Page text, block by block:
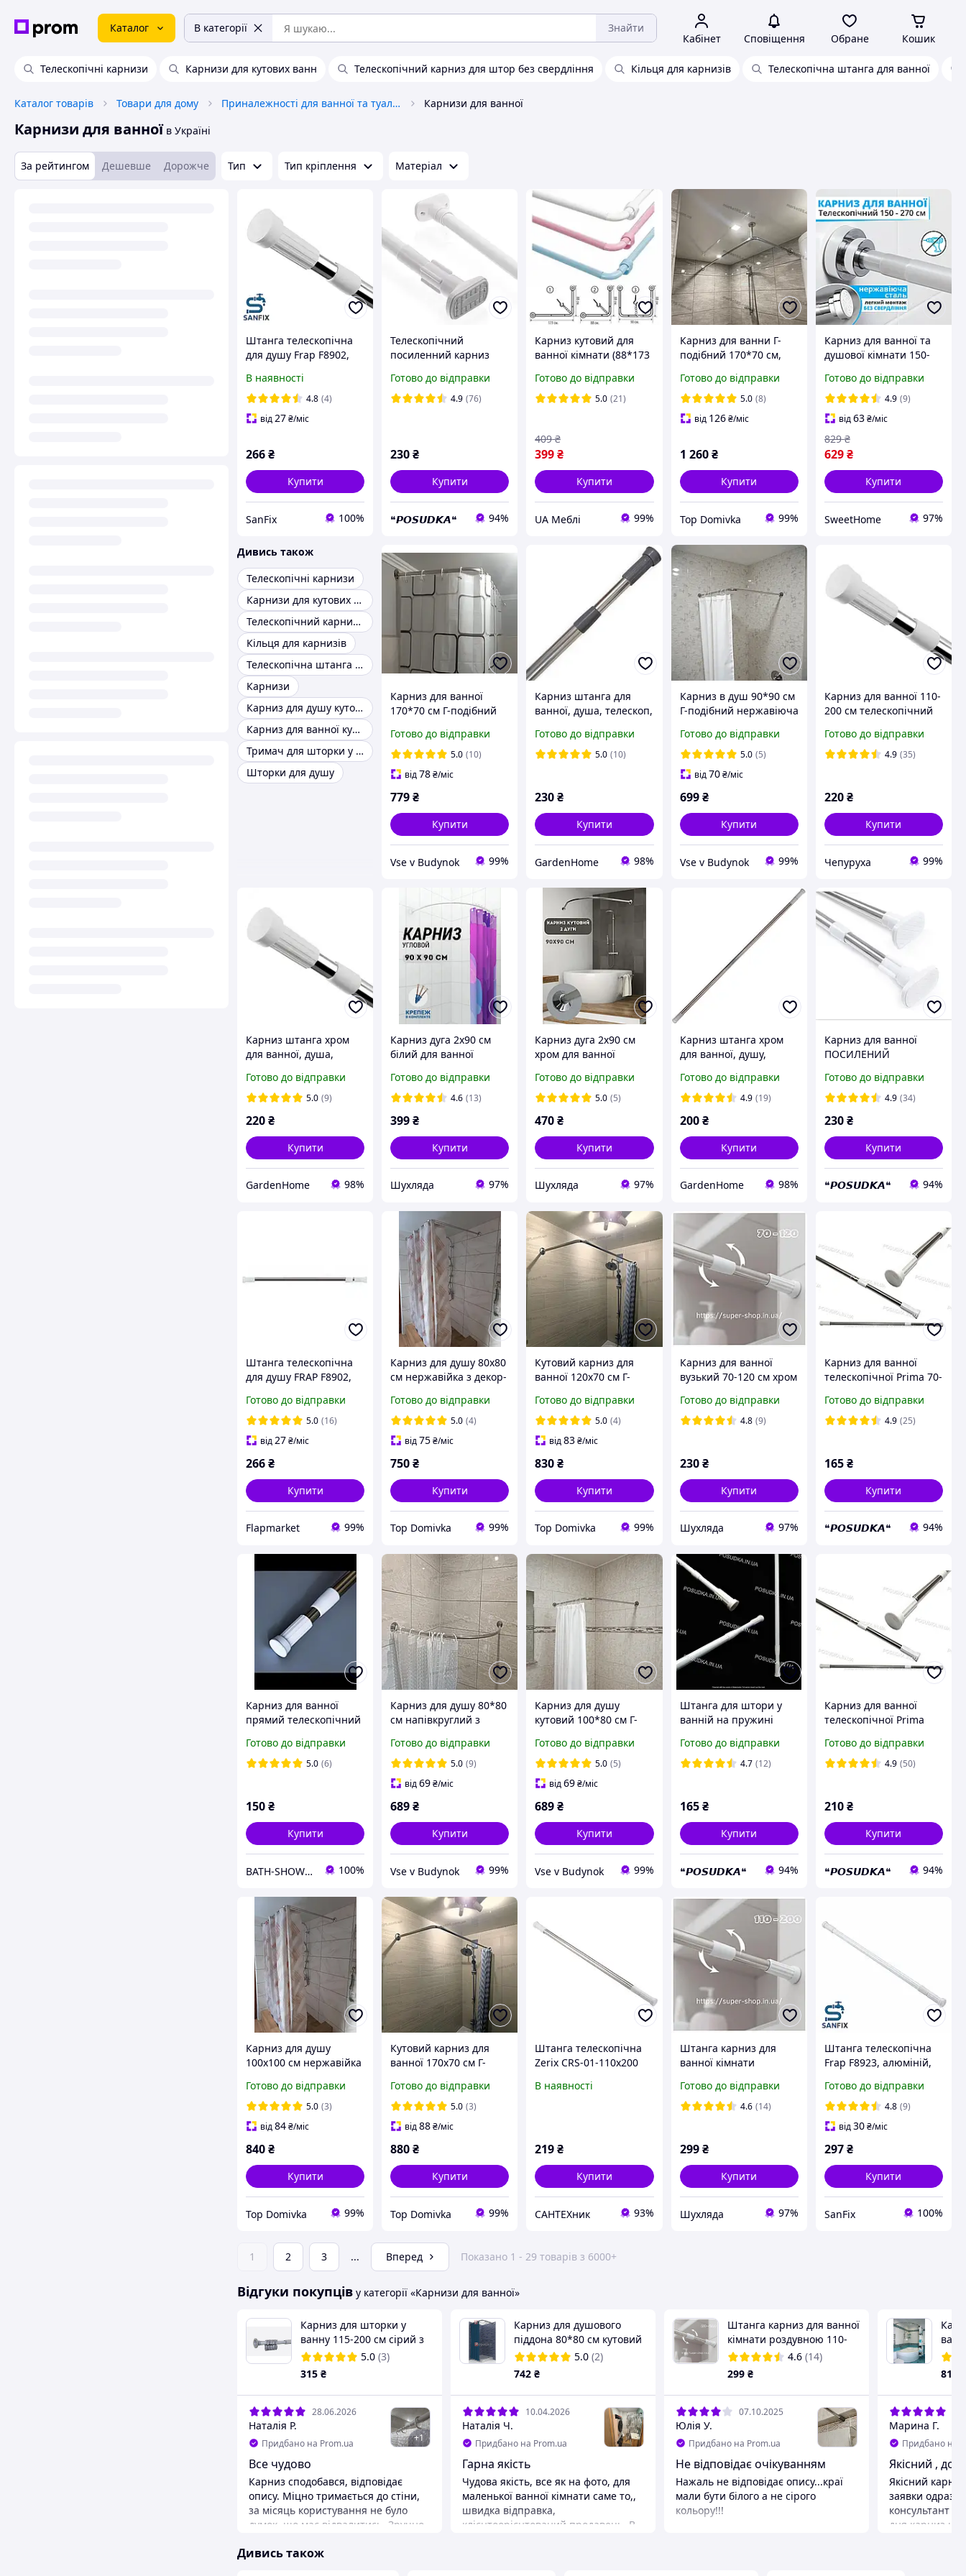
Каталог В категорії Знайти
Кабінет Сповіщення Обране Кошик
Телескопічні карнизи Карнизи для кутових ванн Телескопічний карниз для штор без свердління Кільця для карнизів Телескопічна штанга для ванної
Каталог товарів Товари для дому Приналежності для ванної та туалету Карнизи для ванної
Карнизи для ванної в Україні
За рейтингом Дешевше Дорожче Тип Тип кріплення Матеріал
Штанга телескопічна
для душу Frap F8902,
200 см
В наявності
4.8 (4)
від27₴/міс
266₴
Купити
SanFix 100%
Телескопічний
посиленний карниз
без свердління Prima
Білий
Готово до відправки
4.9 (76)
230₴
Купити
❝𝙋𝙊𝙎𝙐𝘿𝙆𝘼❝ 94%
Карниз кутовий для
ванної кімнати (88*173
асортименті
Готово до відправки
5.0 (21)
399₴
409 ₴
Купити
UA Меблі 99%
Карниз для ванни Г-
подібний 170*70 см,
з додатковим
кріпленням до стелі 10
см
Готово до відправки
5.0 (8)
від 126 ₴/міс
1 260 ₴
Купити
Top Domivka 99%
Карниз для ванної та
душової кімнати 150-
телескопічний з
нержавіючої сталі
Готово до відправки
4.9 (9)
від63₴/міс
629₴
829 ₴
Купити
SweetHome 97%
Дивись також
Телескопічні карнизи
Карнизи для кутових ванн
Телескопічний карниз для штор без свердління
Кільця для карнизів
Телескопічна штанга для ванної
Карнизи
Карниз для душу кутовий 80х80
Карниз для ванної кутовий 90х90
Тримач для шторки у ванну
Шторки для душу
Карниз для ванної
170*70 см Г-подібний
Готово до відправки
5.0 (10)
від78₴/міс
779₴
Купити
Vse v Budynok 99%
Карниз штанга для
ванної, душа, телескоп,
Готово до відправки
5.0 (10)
230₴
Купити
GardenHome 98%
Карниз в душ 90*90 см
Г-подібний нержавіюча
Готово до відправки
5.0 (5)
від70 ₴/міс
699 ₴
Купити
Vse v Budynok 99%
Карниз для ванної 110-
200 см телескопічний
Готово до відправки
4.9 (35)
220₴
Купити
Чепуруха 99%
Карниз штанга хром
для ванної, душа,
200см
Готово до відправки
5.0 (9)
220₴
Купити
GardenHome 98%
Карниз дуга 2х90 см
білий для ванної
кутовий дуга з
кріпленням
Готово до відправки
4.6 (13)
399₴
Купити
Шухляда 97%
Карниз дуга 2х90 см
хром для ванної
кутовий із кріпленням
хромований
Готово до відправки
5.0 (5)
470₴
Купити
Шухляда 97%
Карниз штанга хром
для ванної, душу,
см
Готово до відправки
4.9 (19)
200 ₴
Купити
GardenHome 98%
Карниз для ванної
ПОСИЛЕНИЙ
нержавіюча сталь 4
РОЗМІРИ з гвинтовою
Готово до відправки
4.9 (34)
230₴
Купити
❝𝙋𝙊𝙎𝙐𝘿𝙆𝘼❝ 94%
Штанга телескопічна
для душу FRAP F8902,
200 см
Готово до відправки
5.0 (16)
від27₴/міс
266₴
Купити
Flapmarket 99%
Карниз для душу 80х80
см нержавійка з декор-
Готово до відправки
5.0 (4)
від75₴/міс
750₴
Купити
Top Domivka 99%
Кутовий карниз для
ванної 120x70 см Г-
декоративними
накладками
Готово до відправки
5.0 (4)
від83₴/міс
830₴
Купити
Top Domivka 99%
Карниз для ванної
вузький 70-120 см хром
пружині розсувний
компактний у душову
Готово до відправки
4.8 (9)
230 ₴
Купити
Шухляда 97%
Карниз для ванної
телескопічної Prima 70-
фіксацією
Готово до відправки
4.9 (25)
165₴
Купити
❝𝙋𝙊𝙎𝙐𝘿𝙆𝘼❝ 94%
Карниз для ванної
прямий телескопічний
Готово до відправки
5.0 (6)
150₴
Купити
BATH-SHOWER 100%
Карниз для душу 80*80
см напівкруглий з
Готово до відправки
5.0 (9)
від69₴/міс
689₴
Купити
Vse v Budynok 99%
Карниз для душу
кутовий 100*80 см Г-
сталь
Готово до відправки
5.0 (5)
від69₴/міс
689₴
Купити
Vse v Budynok 99%
Штанга для штори у
ванній на пружині
Готово до відправки
4.7 (12)
165 ₴
Купити
❝𝙋𝙊𝙎𝙐𝘿𝙆𝘼❝ 94%
Карниз для ванної
телескопічної Prima
гвинтовою фіксацією
Готово до відправки
4.9 (50)
210₴
Купити
❝𝙋𝙊𝙎𝙐𝘿𝙆𝘼❝ 94%
Карниз для душу
100х100 см нержавійка
Готово до відправки
5.0 (3)
від84₴/міс
840₴
Купити
Top Domivka 99%
Кутовий карниз для
ванної 170x70 см Г-
декоративними
накладками
Готово до відправки
5.0 (3)
від88₴/міс
880₴
Купити
Top Domivka 99%
Штанга телескопічна
Zerix CRS-01-110x200
В наявності
219₴
Купити
САНТЕХник 93%
Штанга карниз для
ванної кімнати
хром телескопічний на
пружині
Готово до відправки
4.6 (14)
299 ₴
Купити
Шухляда 97%
Штанга телескопічна
Frap F8923, алюміній,
Готово до відправки
4.8 (9)
від30₴/міс
297₴
Купити
SanFix 100%
1 2 3 ... Вперед Показано 1 - 29 товарів з 6000+
Відгуки покупців у категорії «Карнизи для ванної»
Карниз для шторки у
ванну 115-200 см сірий з
кільцями
5.0 (3)
315 ₴
28.06.2026
Наталія Р.
Придбано на Prom.ua +1
Все чудово
Карниз сподобався, відповідає
опису. Міцно тримається до стіни,
за місяць користування не було
думок, що має відвалитись. Зручно,
білий виглядає гарно у ванній. Тому
Карниз для душового
піддона 80*80 см кутовий
г-подібний НІЖАВЕЙКА
5.0 (2)
742 ₴
10.04.2026
Наталія Ч.
Придбано на Prom.ua
Гарна якість
Чудова якість, все як на фото, для
маленької ванної кімнати саме то,,
швидка відправка,
клієнтоорієнтований продавець. В
Штанга карниз для ванної
кімнати роздувною 110-
200 см хром
телескопічний на пружині
4.6 (14)
299 ₴
07.10.2025
Юлія У.
Придбано на Prom.ua
Не відповідає очікуванням
Нажаль не відповідає опису...краї
мали бути білого а не сірого
кольору!!!
810
Марина Г.
Придбано на
Якісний ,
Якісний
заявки одразу перетелефонував
консультант
дня,карниз
Дивись також